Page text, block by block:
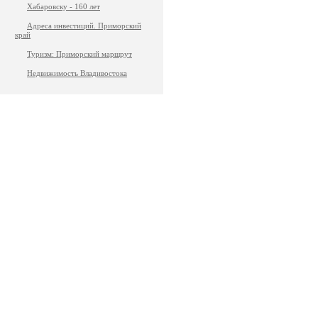
Хабаровску - 160 лет
Адреса инвестиций. Приморский
край
Туризм: Приморский маршрут
Недвижимость Владивостока